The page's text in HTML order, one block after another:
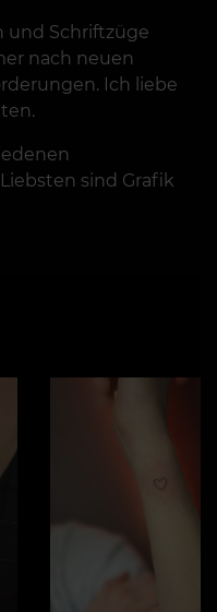
und Schriftzüge
nach neuen
Ich liebe
sind Grafik